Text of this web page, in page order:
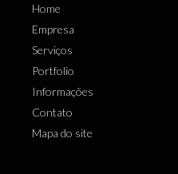
Home
Empresa
Serviços
Portfolio
Informações
Contato
Mapa do site